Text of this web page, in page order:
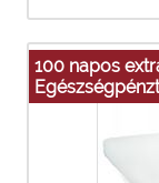
100 napos